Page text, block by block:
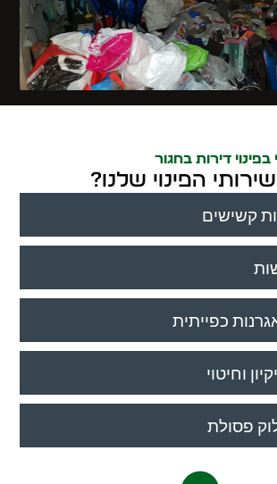
דירות בחגור
הפינוי שלנו?
קשישים
כפייתית
וחיטוי
פסולת